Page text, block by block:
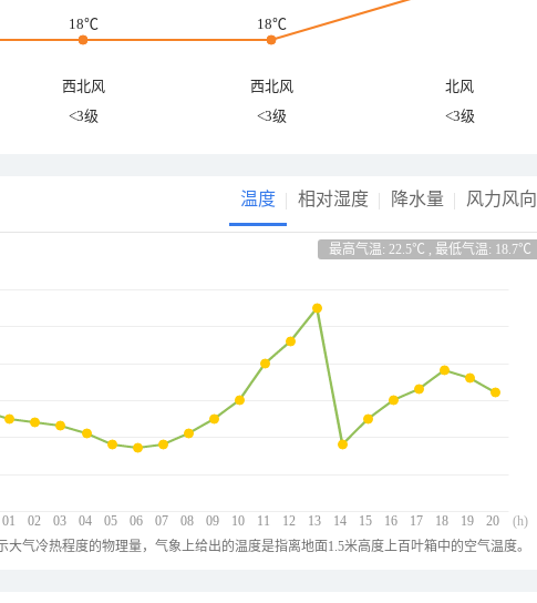
18℃ 18℃
西北风 西北风
北风
<3级 <3级 <3级
温度 相对湿度 降水量 风力风向
最高气温: 22.5℃ , 最低气温: 18.7℃
01 02 03 04 05 06 07 08 09 10 11 12 13 14 15 16 17 18 19 20 (h)
大气冷热程度的物理量，气象上给出的温度是指离地面1.5米高度上百叶箱中的空气温度。